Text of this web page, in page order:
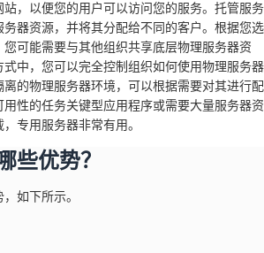
，以便您的用户可以访问您的服务。托管服务
器资源，并将其分配给不同的客户。根据您选
可能需要与其他组织共享底层物理服务器资
中，您可以完全控制组织如何使用物理服务器
的物理服务器环境，可以根据需要对其进行配
性的任务关键型应用程序或需要大量服务器资
专用服务器非常有用。
些优势？
如下所示。